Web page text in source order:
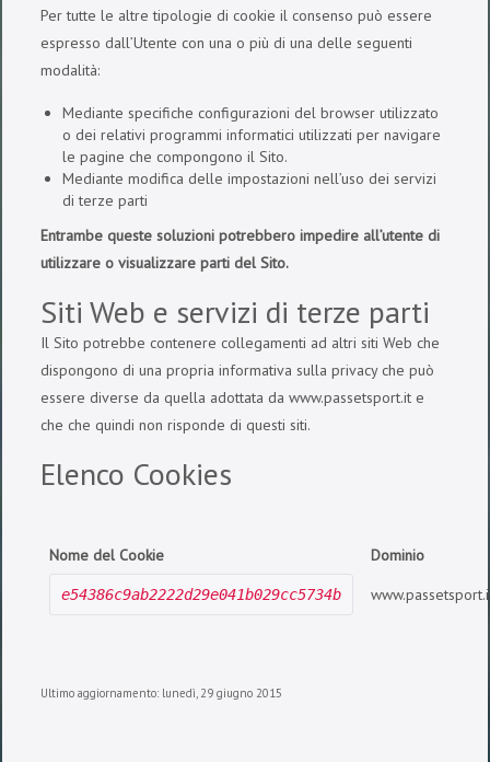
Per tutte le altre tipologie di cookie il consenso può essere
espresso dall’Utente con una o più di una delle seguenti
modalità:
Mediante specifiche configurazioni del browser utilizzato
o dei relativi programmi informatici utilizzati per navigare
le pagine che compongono il Sito.
Mediante modifica delle impostazioni nell’uso dei servizi
di terze parti
Entrambe queste soluzioni potrebbero impedire all’utente di
utilizzare o visualizzare parti del Sito.
Siti Web e servizi di terze parti
Il Sito potrebbe contenere collegamenti ad altri siti Web che
dispongono di una propria informativa sulla privacy che può
essere diverse da quella adottata da www.passetsport.it e
che che quindi non risponde di questi siti.
Elenco Cookies
Nome del Cookie Dominio
e54386c9ab2222d29e041b029cc5734b
Ultimo aggiornamento: lunedì, 29 giugno 2015